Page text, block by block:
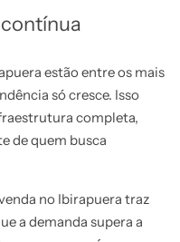
estão entre os mais
só cresce. Isso
completa,
de quem busca
no Ibirapuera traz
a demanda supera a